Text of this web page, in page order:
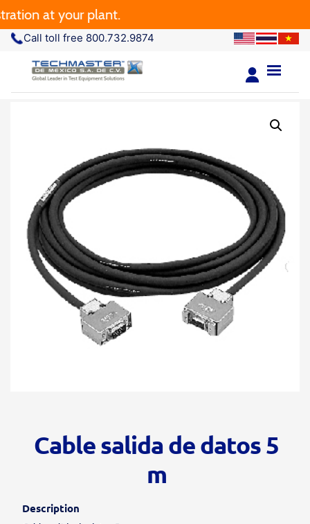
at your plant.
Call toll free 800.732.9874
Cable salida de datos 5
m
Description